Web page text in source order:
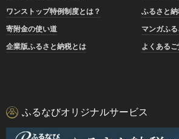
ワンストップ特例制度とは？
ふるさと
寄附金の使い道
マンガふ
企業版ふるさと納税とは
よくある
ふるなびオリジナルサービス